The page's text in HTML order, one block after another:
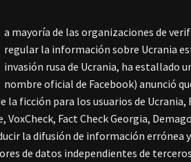
a mayoría de las organizaciones de
regular la información sobre Ucrania
invasión rusa de Ucrania, ha estallado
nombre oficial de Facebook) anunció
la ficción para los usuarios de
VoxCheck, Fact Check Georgia,
la difusión de información
de datos independientes de